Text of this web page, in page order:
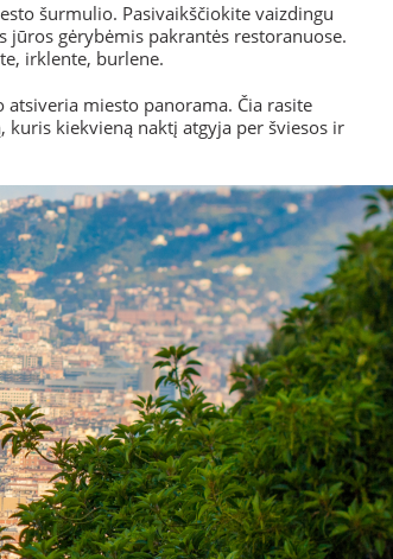
šurmulio. Pasivaikščiokite vaizdingu
gėrybėmis pakrantės restoranuose.
irklente, burlene.
miesto panorama. Čia rasite
kiekvieną naktį atgyja per šviesos ir